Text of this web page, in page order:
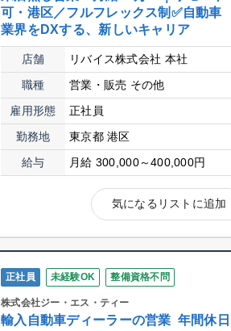
可・港区／フルフレックス制✅自動車
業界をDXする、新しいキャリア
店舗
リバイス株式会社 本社
職種
営業・販売 その他
雇用形態
正社員
勤務地
東京都 港区
給与
月給 300,000～400,000円
気になるリストに追加
正社員 未経験OK 整備資格不問
株式会社ジー・エス・ティー
輸入自動車ディーラーの営業 年間休日